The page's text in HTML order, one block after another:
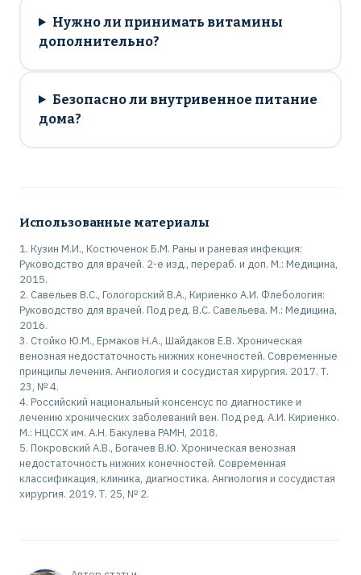
Нужно ли принимать витамины
дополнительно?
Безопасно ли внутривенное питание
дома?
Использованные материалы
Кузин М.И., Костюченок Б.М. Раны и раневая инфекция:
Руководство для врачей. 2-е изд., перераб. и доп. М.: Медицина,
2015.
Савельев В.С., Гологорский В.А., Кириенко А.И. Флебология:
Руководство для врачей. Под ред. В.С. Савельева. М.: Медицина,
2016.
Стойко Ю.М., Ермаков Н.А., Шайдаков Е.В. Хроническая
венозная недостаточность нижних конечностей. Современные
принципы лечения. Ангиология и сосудистая хирургия. 2017. Т.
23, № 4.
Российский национальный консенсус по диагностике и
лечению хронических заболеваний вен. Под ред. А.И. Кириенко.
М.: НЦССХ им. А.Н. Бакулева РАМН, 2018.
Покровский А.В., Богачев В.Ю. Хроническая венозная
недостаточность нижних конечностей. Современная
классификация, клиника, диагностика. Ангиология и сосудистая
хирургия. 2019. Т. 25, № 2.